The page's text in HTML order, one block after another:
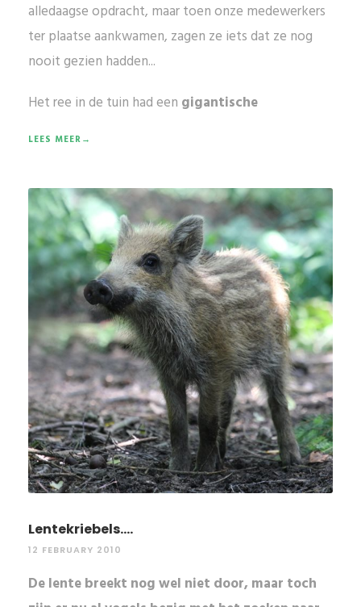
alledaagse opdracht, maar toen onze medewerkers
ter plaatse aankwamen, zagen ze iets dat ze nog
nooit gezien hadden...
Het ree in de tuin had een gigantische
LEES MEER→
Lentekriebels….
12 FEBRUARY 2010
De lente breekt nog wel niet door, maar toch